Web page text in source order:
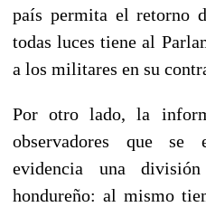
país permita el retorno
todas luces tiene al
a los militares en su
Por otro lado, la
observadores que se
evidencia una
hondureño: al mismo